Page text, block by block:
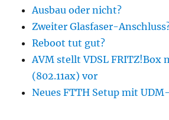
Ausbau oder nicht?
Zweiter Glasfaser-
Reboot tut gut?
AVM stellt VDSL FRITZ!Box
(802.11ax) vor
Neues FTTH Setup mit